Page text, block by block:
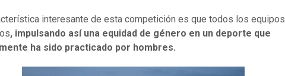
interesante de esta competición es que todos los equipos
, impulsando así una equidad de género en un deporte que
ha sido practicado por hombres.